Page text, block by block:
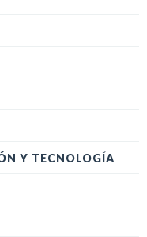
Y TECNOLOGÍA